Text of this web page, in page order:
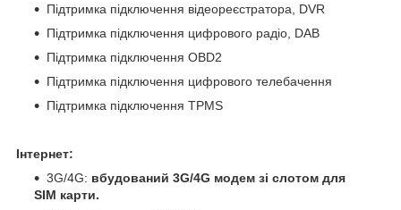
Підтримка підключення відеореєстратора, DVR
Підтримка підключення цифрового радіо, DAB
Підтримка підключення OBD2
Підтримка підключення цифрового телебачення
Підтримка підключення TPMS
Інтернет:
3G/4G: вбудований 3G/4G модем зі слотом для
SIM карти.